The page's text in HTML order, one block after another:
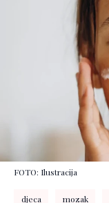
FOTO: Ilustracija
djeca mozak